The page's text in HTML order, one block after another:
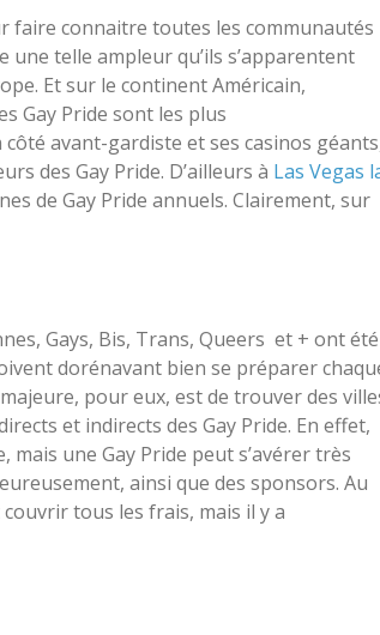
faire connaitre toutes les communautés
telle ampleur qu’ils s’apparentent
Et sur le continent Américain,
Gay Pride sont les plus
avant-gardiste et ses casinos
des Gay Pride. D’ailleurs à Las Vegas
de Gay Pride annuels. Clairement, sur
Gays, Bis, Trans, Queers et + ont été
dorénavant bien se préparer
pour eux, est de trouver des
et indirects des Gay Pride. En effet,
mais une Gay Pride peut s’avérer très
ainsi que des sponsors. Au
tous les frais, mais il y a